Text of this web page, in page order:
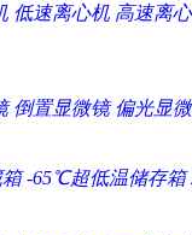
低速离心机 高速离
倒置显微镜 偏光显
-65℃超低温储存箱